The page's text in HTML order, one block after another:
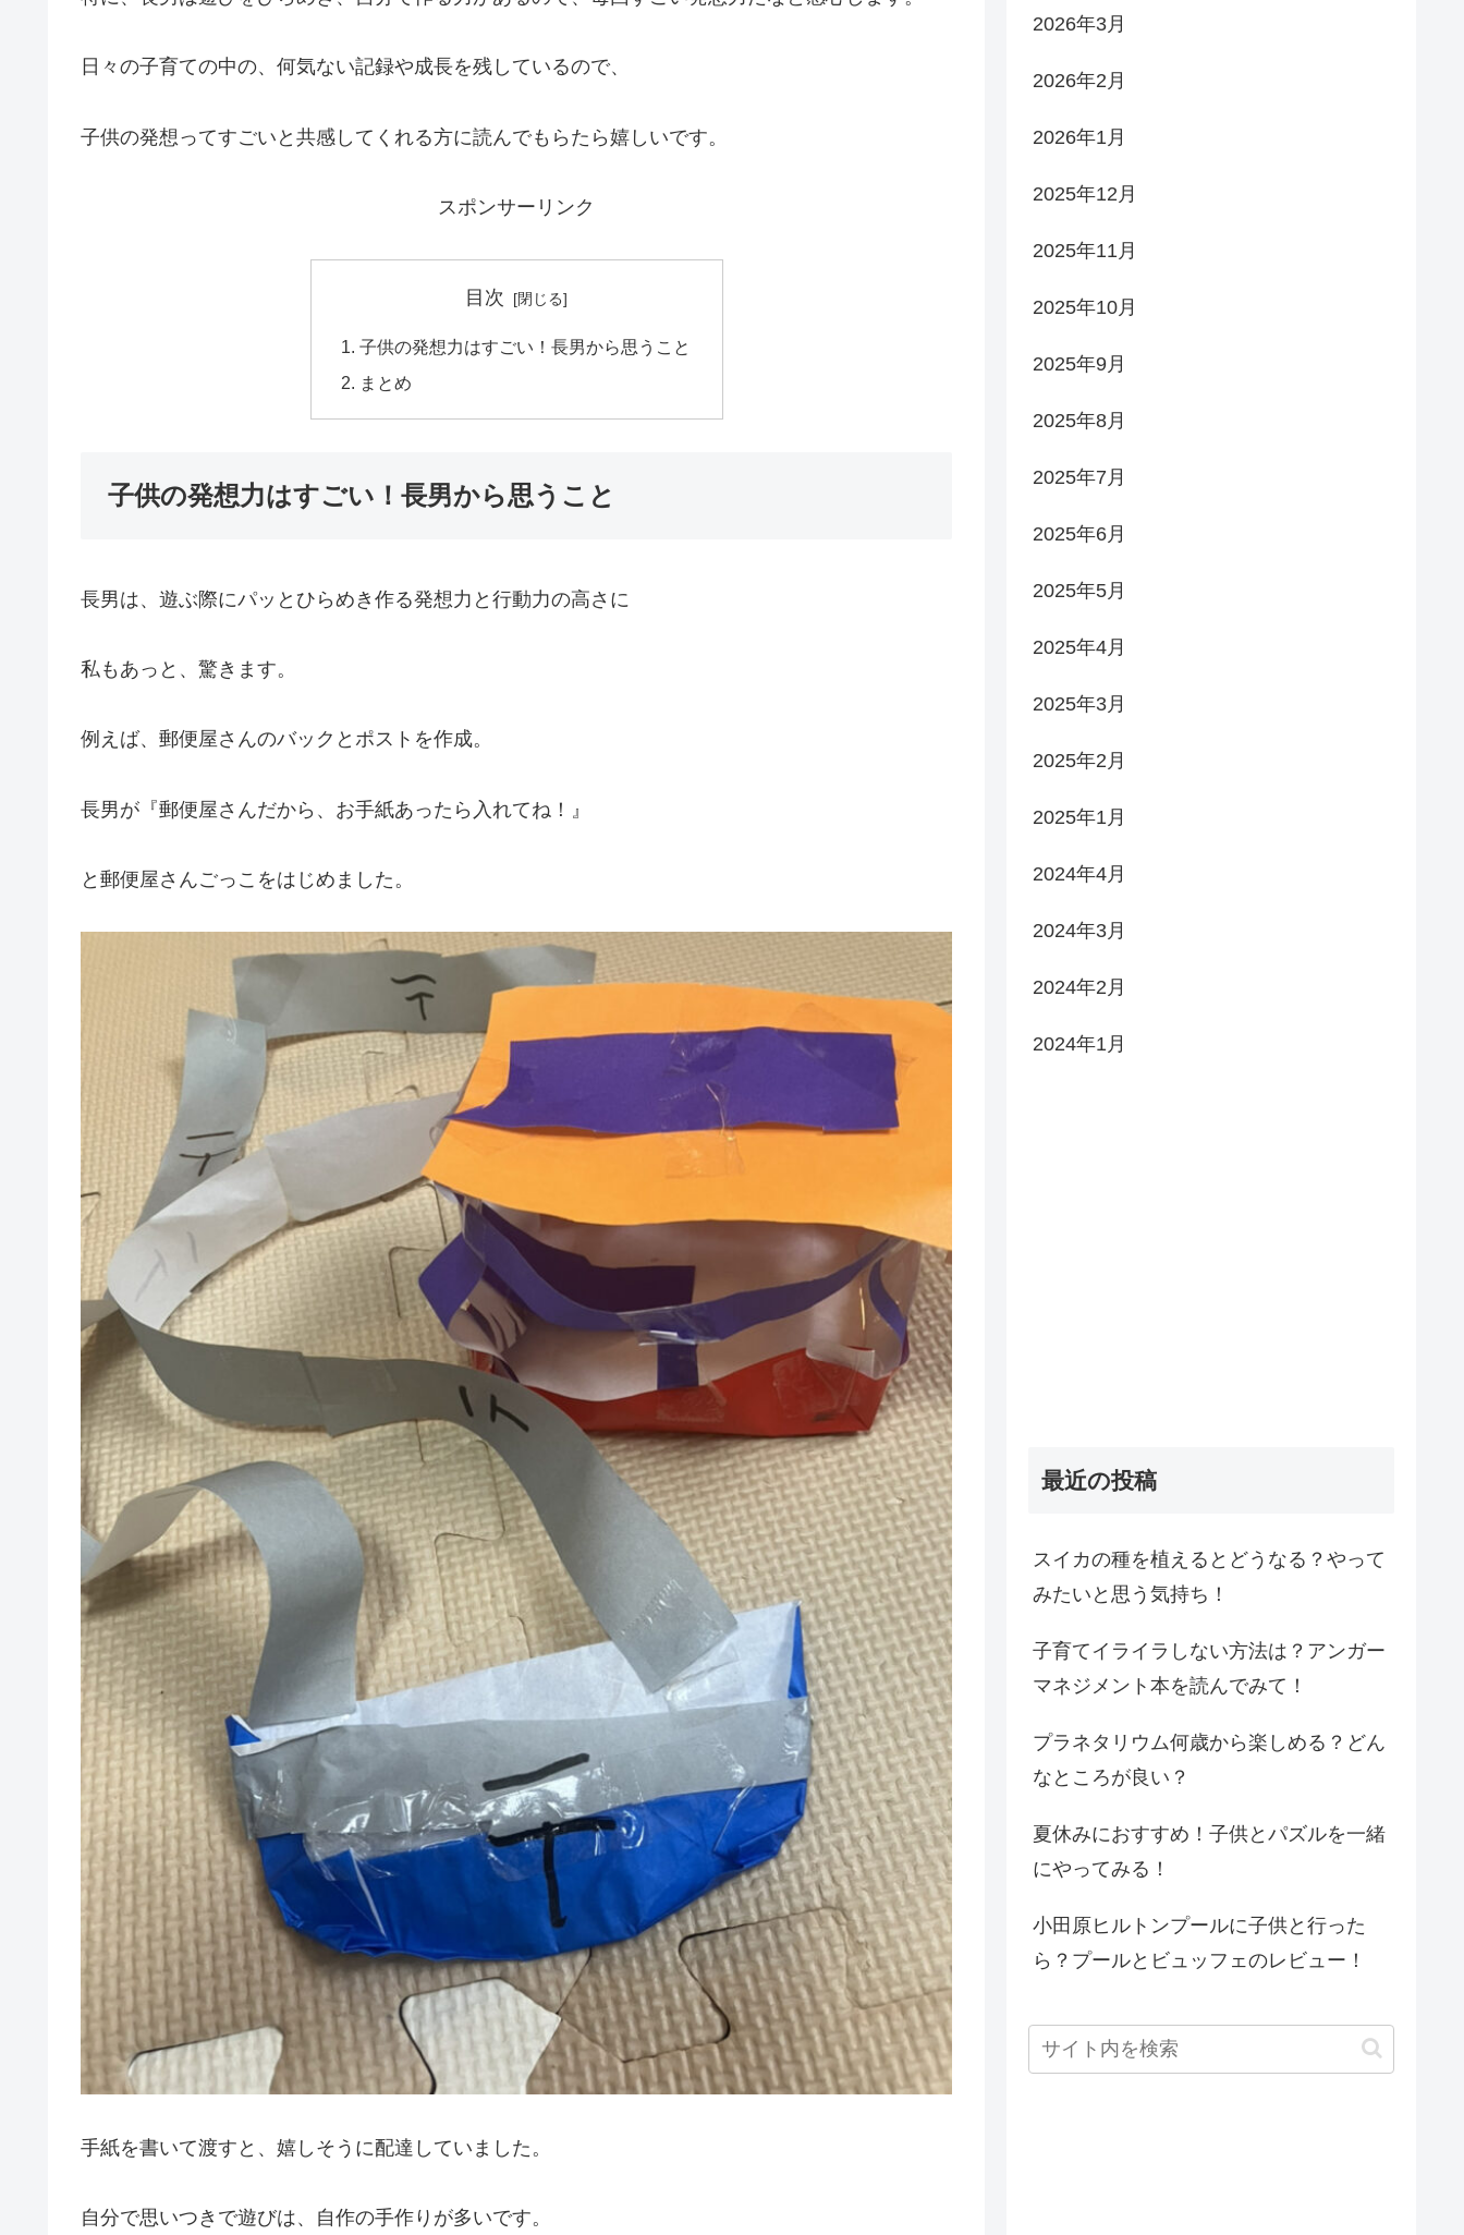
日々の子育ての中の、何気ない記録や成長を残しているので、
子供の発想ってすごいと共感してくれる方に読んでもらたら嬉しいです。
スポンサーリンク
目次
子供の発想力はすごい！長男から思うこと
まとめ
子供の発想力はすごい！長男から思うこと
長男は、遊ぶ際にパッとひらめき作る発想力と行動力の高さに
私もあっと、驚きます。
例えば、郵便屋さんのバックとポストを作成。
長男が『郵便屋さんだから、お手紙あったら入れてね！』
と郵便屋さんごっこをはじめました。
手紙を書いて渡すと、嬉しそうに配達していました。
自分で思いつきで遊びは、自作の手作りが多いです。
2026年3月
2026年2月
2026年1月
2025年12月
2025年11月
2025年10月
2025年9月
2025年8月
2025年7月
2025年6月
2025年5月
2025年4月
2025年3月
2025年2月
2025年1月
2024年4月
2024年3月
2024年2月
2024年1月
最近の投稿
スイカの種を植えるとどうなる？やって
みたいと思う気持ち！
子育てイライラしない方法は？アンガー
マネジメント本を読んでみて！
プラネタリウム何歳から楽しめる？どん
なところが良い？
夏休みにおすすめ！子供とパズルを一緒
にやってみる！
小田原ヒルトンプールに子供と行った
ら？プールとビュッフェのレビュー！